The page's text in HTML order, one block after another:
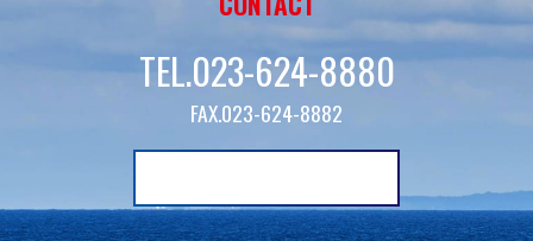
TEL.023-624-8880
FAX.023-624-8882